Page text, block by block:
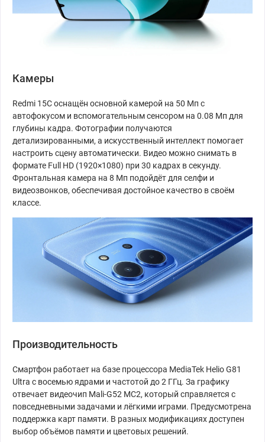
Камеры
Redmi 15C оснащён основной камерой на 50 Мп с
автофокусом и вспомогательным сенсором на 0.08 Мп для
глубины кадра. Фотографии получаются
детализированными, а искусственный интеллект помогает
настроить сцену автоматически. Видео можно снимать в
формате Full HD (1920×1080) при 30 кадрах в секунду.
Фронтальная камера на 8 Мп подойдёт для селфи и
видеозвонков, обеспечивая достойное качество в своём
классе.
Производительность
Смартфон работает на базе процессора MediaTek Helio G81
Ultra с восемью ядрами и частотой до 2 ГГц. За графику
отвечает видеочип Mali-G52 MC2, который справляется с
повседневными задачами и лёгкими играми. Предусмотрена
поддержка карт памяти. В разных модификациях доступен
выбор объёмов памяти и цветовых решений.